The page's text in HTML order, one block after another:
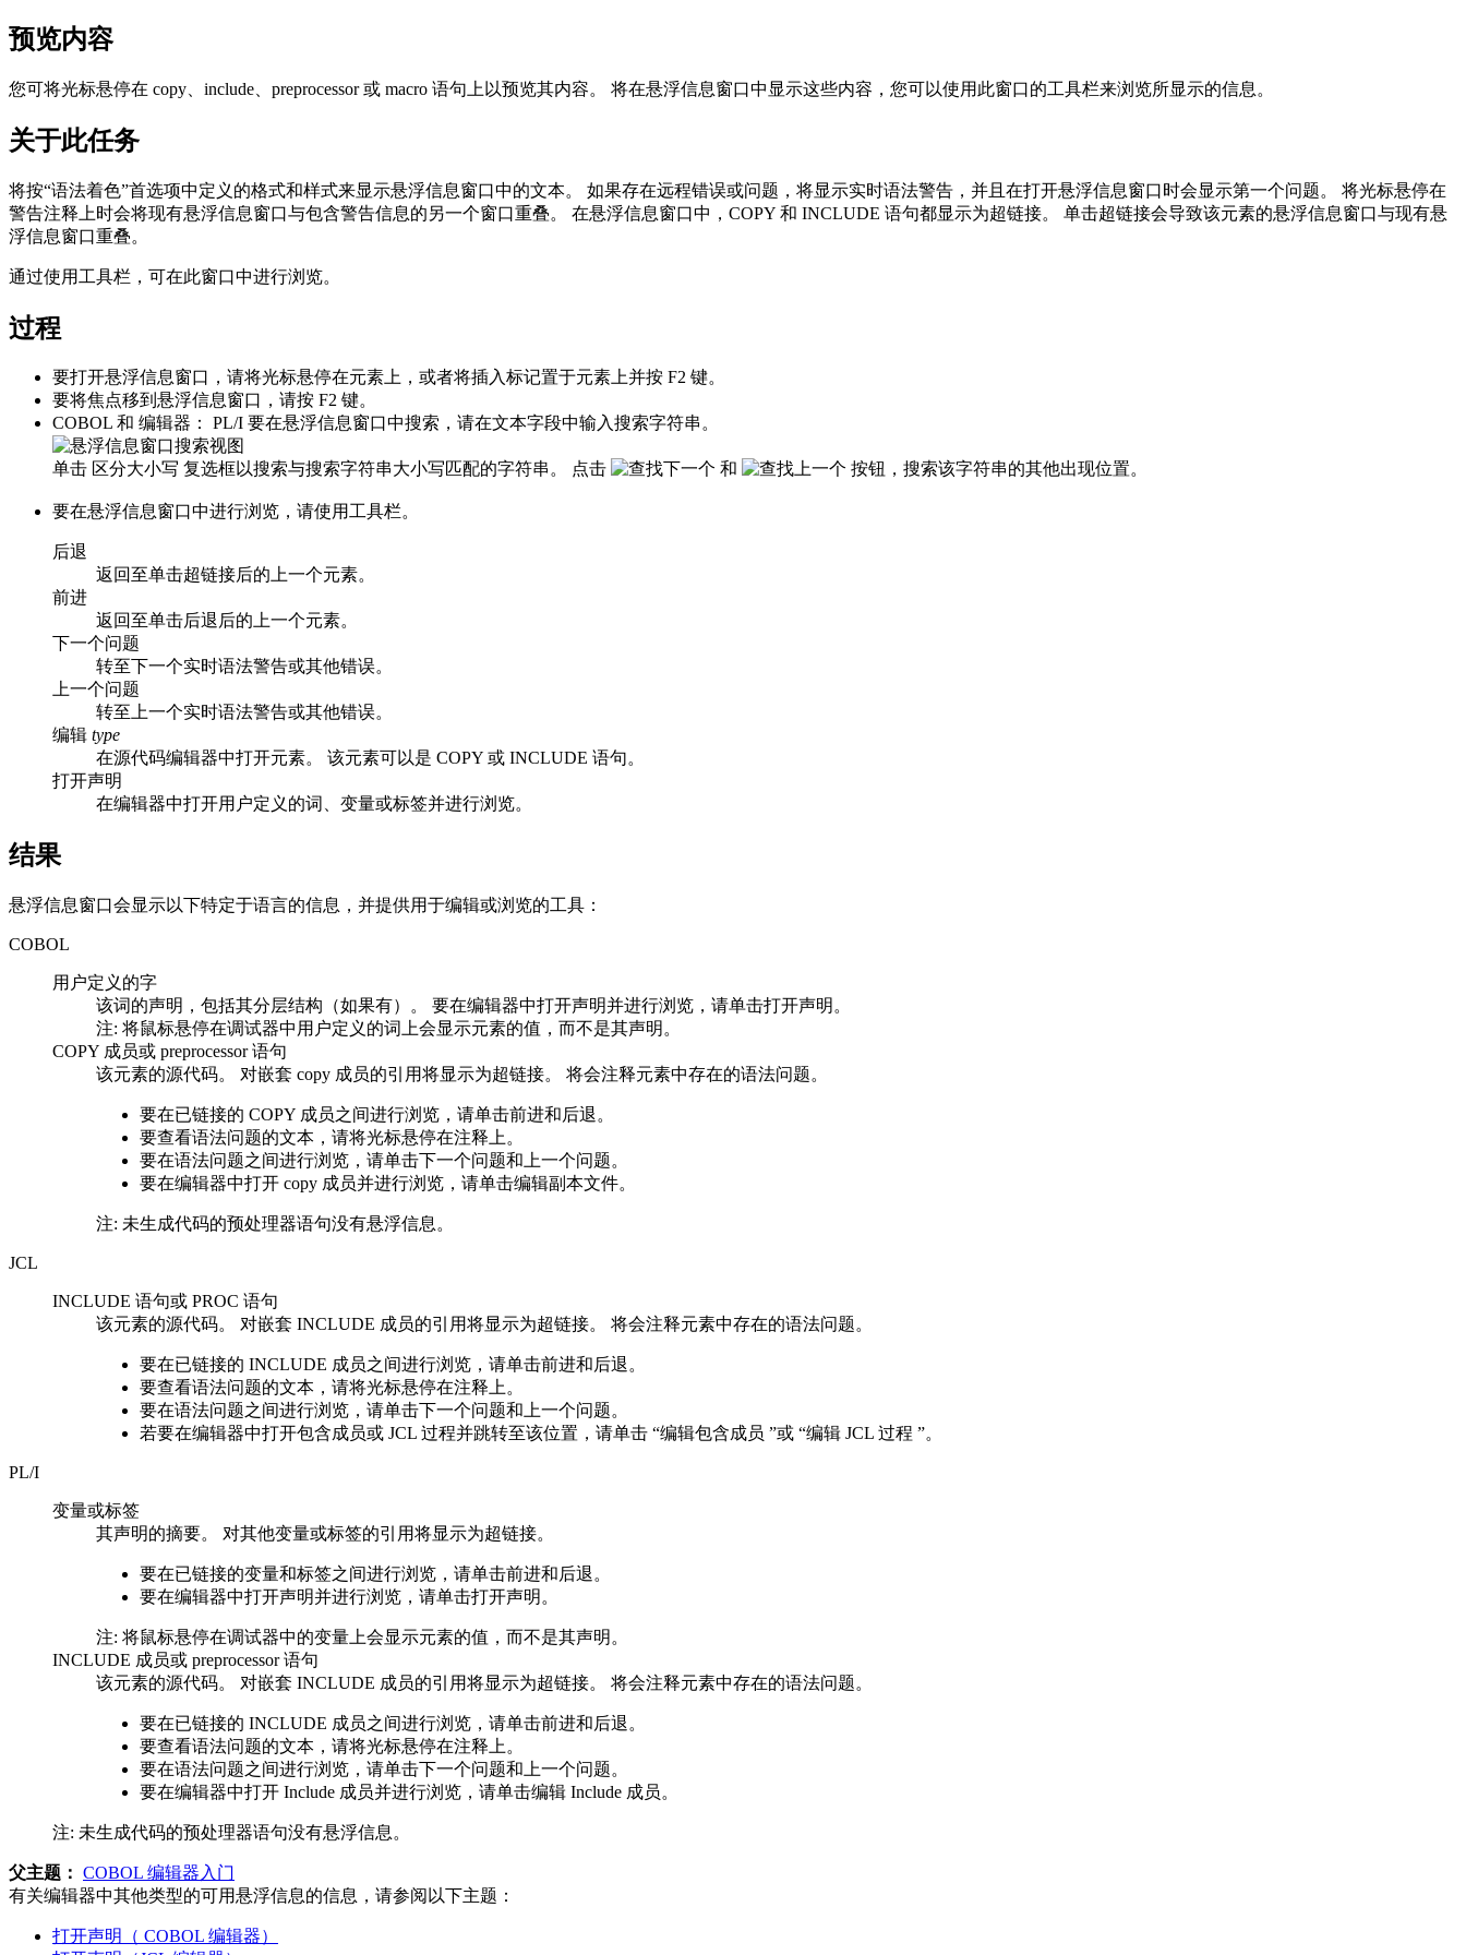
预览内容
您可将光标悬停在 copy、include、preprocessor 或 macro 语句上以预览其内容。 将在悬浮信息窗口中显示这些内容，您可以使用此窗口的工具栏来浏览所显示的信息。
关于此任务
将按“语法着色”首选项中定义的格式和样式来显示悬浮信息窗口中的文本。 如果存在远程错误或问题，将显示实时语法警告，并且在打开悬浮信息窗口时会显示第一个问题。 将光标悬停在
警告注释上时会将现有悬浮信息窗口与包含警告信息的另一个窗口重叠。 在悬浮信息窗口中，COPY 和 INCLUDE 语句都显示为超链接。 单击超链接会导致该元素的悬浮信息窗口与现有悬
浮信息窗口重叠。
通过使用工具栏，可在此窗口中进行浏览。
过程
要打开悬浮信息窗口，请将光标悬停在元素上，或者将插入标记置于元素上并按 F2 键。
要将焦点移到悬浮信息窗口，请按 F2 键。
COBOL 和 编辑器： PL/I 要在悬浮信息窗口中搜索，请在文本字段中输入搜索字符串。
单击 区分大小写 复选框以搜索与搜索字符串大小写匹配的字符串。 点击 和 按钮，搜索该字符串的其他出现位置。
要在悬浮信息窗口中进行浏览，请使用工具栏。
后退
返回至单击超链接后的上一个元素。
前进
返回至单击后退 后的上一个元素。
下一个问题
转至下一个实时语法警告或其他错误。
上一个问题
转至上一个实时语法警告或其他错误。
编辑 type
在源代码编辑器中打开元素。 该元素可以是 COPY 或 INCLUDE 语句。
打开声明
在编辑器中打开用户定义的词、变量或标签并进行浏览。
结果
悬浮信息窗口会显示以下特定于语言的信息，并提供用于编辑或浏览的工具：
COBOL
用户定义的字
该词的声明，包括其分层结构（如果有）。 要在编辑器中打开声明并进行浏览，请单击打开声明 。
注: 将鼠标悬停在调试器中用户定义的词上会显示元素的值，而不是其声明。
COPY 成员或 preprocessor 语句
该元素的源代码。 对嵌套 copy 成员的引用将显示为超链接。 将会注释元素中存在的语法问题。
要在已链接的 COPY 成员之间进行浏览，请单击前进和后退 。
要查看语法问题的文本，请将光标悬停在注释上。
要在语法问题之间进行浏览，请单击下一个问题和 上一个问题。
要在编辑器中打开 copy 成员并进行浏览，请单击编辑副本文件。
注: 未生成代码的预处理器语句没有悬浮信息。
JCL
INCLUDE 语句或 PROC 语句
该元素的源代码。 对嵌套 INCLUDE 成员的引用将显示为超链接。 将会注释元素中存在的语法问题。
要在已链接的 INCLUDE 成员之间进行浏览，请单击前进和后退 。
要查看语法问题的文本，请将光标悬停在注释上。
要在语法问题之间进行浏览，请单击下一个问题和 上一个问题。
若要在编辑器中打开包含成员或 JCL 过程并跳转至该位置，请单击 “编辑包含成员 ”或 “编辑 JCL 过程 ”。
PL/I
变量或标签
其声明的摘要。 对其他变量或标签的引用将显示为超链接。
要在已链接的变量和标签之间进行浏览，请单击前进和后退 。
要在编辑器中打开声明并进行浏览，请单击打开声明 。
注: 将鼠标悬停在调试器中的变量上会显示元素的值，而不是其声明。
INCLUDE 成员或 preprocessor 语句
该元素的源代码。 对嵌套 INCLUDE 成员的引用将显示为超链接。 将会注释元素中存在的语法问题。
要在已链接的 INCLUDE 成员之间进行浏览，请单击前进和后退 。
要查看语法问题的文本，请将光标悬停在注释上。
要在语法问题之间进行浏览，请单击下一个问题和 上一个问题。
要在编辑器中打开 Include 成员并进行浏览，请单击编辑 Include 成员。
注: 未生成代码的预处理器语句没有悬浮信息。
父主题： COBOL 编辑器入门
有关编辑器中其他类型的可用悬浮信息的信息，请参阅以下主题：
打开声明（ COBOL 编辑器）